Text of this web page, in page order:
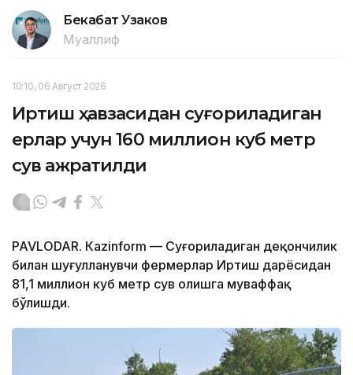
Бекабат Узаков
Муаллиф
10:10, 06 Август 2026
Иртиш ҳавзасидан суғориладиган
ерлар учун 160 миллион куб метр
сув ажратилди
PAVLODAR. Кazinform — Суғориладиган деҳқончилик
билан шуғулланувчи фермерлар Иртиш дарёсидан
81,1 миллион куб метр сув олишга муваффақ
бўлишди.